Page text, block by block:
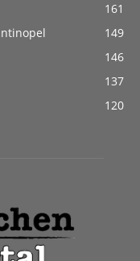
161
149
146
137
120